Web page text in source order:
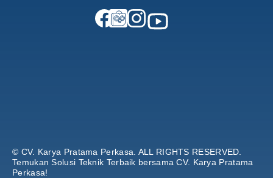
© CV. Karya Pratama Perkasa. ALL RIGHTS RESERVED.
Temukan Solusi Teknik Terbaik bersama CV. Karya Pratama
Perkasa!